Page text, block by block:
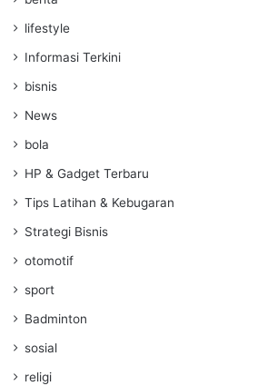
lifestyle
Informasi Terkini
bisnis
News
bola
HP & Gadget Terbaru
Tips Latihan & Kebugaran
Strategi Bisnis
otomotif
sport
Badminton
sosial
religi